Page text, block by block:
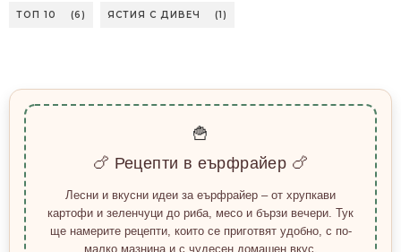
ТОП 10 (6) ЯСТИЯ С ДИВЕЧ (1)
🍟
🍗 Рецепти в еърфрайер 🍗
Лесни и вкусни идеи за еърфрайер – от хрупкави
картофи и зеленчуци до риба, месо и бързи вечери. Тук
ще намерите рецепти, които се приготвят удобно, с по-
малко мазнина и с чудесен домашен вкус.